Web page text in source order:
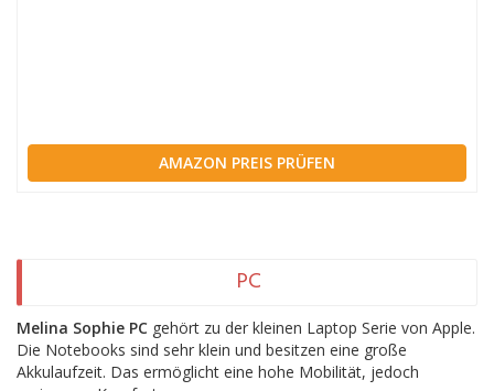
AMAZON PREIS PRÜFEN
PC
Melina Sophie PC gehört zu der kleinen Laptop Serie von Apple.
Die Notebooks sind sehr klein und besitzen eine große
Akkulaufzeit. Das ermöglicht eine hohe Mobilität, jedoch